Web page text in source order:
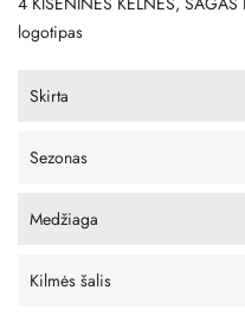
logotipas
Skirta
Sezonas
Medžiaga
Kilmės šalis